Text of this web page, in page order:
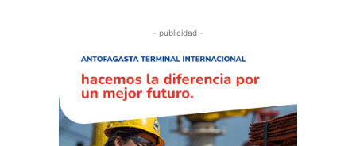
- publicidad -